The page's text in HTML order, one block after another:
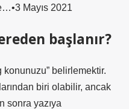
Mayıs 2021
başlanır?
konunuzu” belirlemektir.
biri olabilir, ancak
sonra yazıya